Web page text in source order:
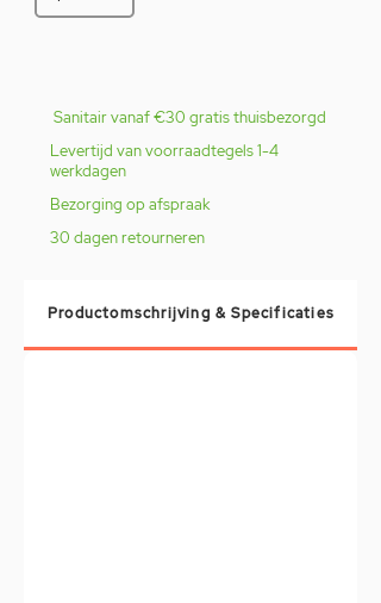
Sanitair vanaf €30 gratis thuisbezorgd
Levertijd van voorraadtegels 1-4
werkdagen
Bezorging op afspraak
30 dagen retourneren
Productomschrijving & Specificaties